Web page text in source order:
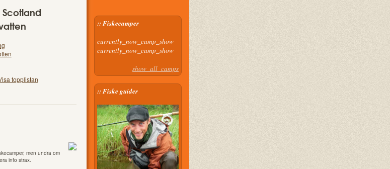
topplistan
men undra om
info strax.
:: Fiskecamper
currently_now_camp_show
currently_now_camp_show
show_all_camps
:: Fiske guider